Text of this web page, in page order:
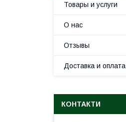
Товары и услуги
О нас
Отзывы
Доставка и оплата
КОНТАКТИ